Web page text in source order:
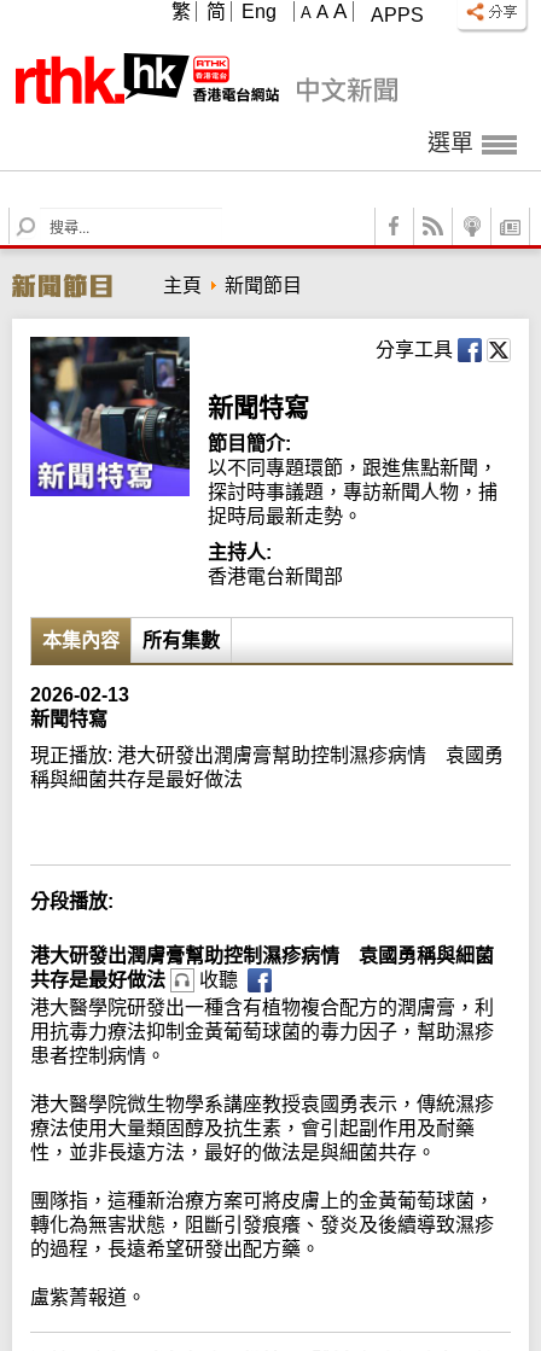
APPS
A A A
繁 简 Eng
選單
S
e
r
c
h
主頁 新聞節目
分享工具
新聞特寫
節目簡介:
以不同專題環節，跟進焦點新聞，
探討時事議題，專訪新聞人物，捕
捉時局最新走勢。
主持人:
香港電台新聞部
本集內容 所有集數
2026-02-13
新聞特寫
現正播放: 港大研發出潤膚膏幫助控制濕疹病情 袁國勇
稱與細菌共存是最好做法
分段播放:
港大研發出潤膚膏幫助控制濕疹病情 袁國勇稱與細菌
共存是最好做法
收聽
港大醫學院研發出一種含有植物複合配方的潤膚膏，利
用抗毒力療法抑制金黃葡萄球菌的毒力因子，幫助濕疹
患者控制病情。
港大醫學院微生物學系講座教授袁國勇表示，傳統濕疹
療法使用大量類固醇及抗生素，會引起副作用及耐藥
性，並非長遠方法，最好的做法是與細菌共存。
團隊指，這種新治療方案可將皮膚上的金黃葡萄球菌，
轉化為無害狀態，阻斷引發痕癢、發炎及後續導致濕疹
的過程，長遠希望研發出配方藥。
盧紫菁報道。